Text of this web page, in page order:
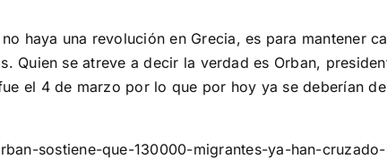
haya una revolución en Grecia, es para mantener
se atreve a decir la verdad es Orban,
el 4 de marzo por lo que por hoy ya se deberían
sostiene-que-130000-migrantes-ya-han-